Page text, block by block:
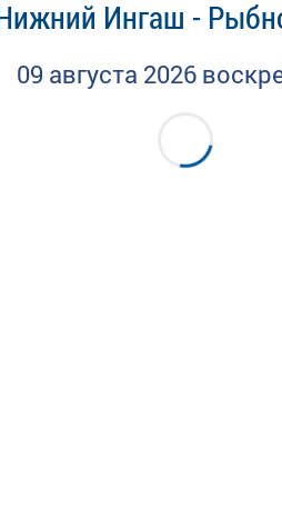
Ингаш -
09 августа 2026